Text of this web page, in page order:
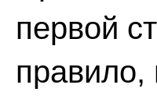
первой
правило,